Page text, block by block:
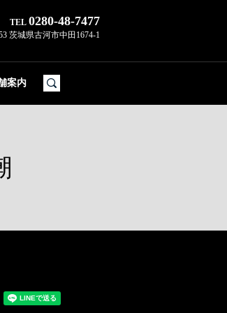
案内 search
TEL 0280-48-7477
茨城県古河市中田1674-1